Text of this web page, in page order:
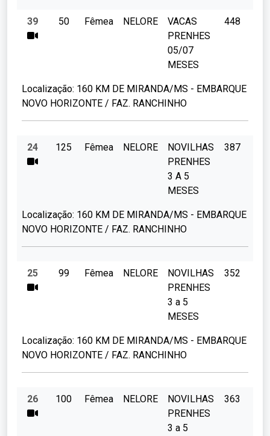
39 50 Fêmea NELORE
VACAS
PRENHES
05/07
MESES
448
Localização: 160 KM DE MIRANDA/MS - EMBARQUE
NOVO HORIZONTE / FAZ. RANCHINHO
24 125 Fêmea NELORE
NOVILHAS
PRENHES
3 A 5
MESES
387
Localização: 160 KM DE MIRANDA/MS - EMBARQUE
NOVO HORIZONTE / FAZ. RANCHINHO
25 99 Fêmea NELORE
NOVILHAS
PRENHES
3 a 5
MESES
352
Localização: 160 KM DE MIRANDA/MS - EMBARQUE
NOVO HORIZONTE / FAZ. RANCHINHO
26 100 Fêmea NELORE
NOVILHAS
PRENHES
3 a 5
363